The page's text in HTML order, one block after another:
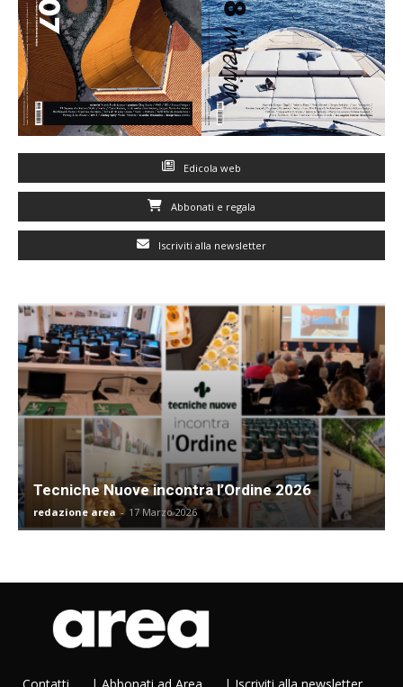
Edicola web
Abbonati e regala
Iscriviti alla newsletter
Tecniche Nuove incontra l’Ordine 2026
redazione area - 17 Marzo 2026